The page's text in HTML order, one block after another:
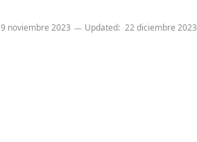
9 noviembre 2023 Updated: 22 diciembre 2023